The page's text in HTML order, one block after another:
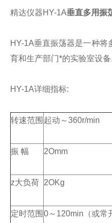
精达仪器HY-1A垂直多用振
HY-1A垂直振荡器是一种
育和生产部门*的实验室设
HY-1A详细指标:
转速范围 起动～360r/min
振 幅 2Omm
z大负荷 2OKg
定时范围 0～120min（或常